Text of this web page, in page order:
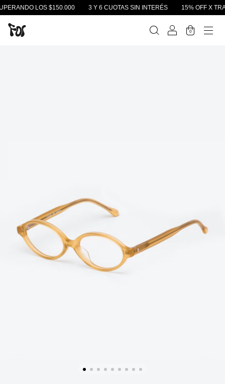
LOS $150.000 3 Y 6 CUOTAS SIN INTERÉS 15% OFF X
0